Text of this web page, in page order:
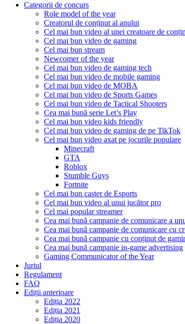
Categorii de concurs
Role model of the year
Creatorul de conținut al anului
Cel mai bun video al unei creatoare de
Cel mai bun video de gaming
Cel mai bun stream
Newcomer of the year
Cel mai bun video de gaming tech
Cel mai bun video de mobile gaming
Cel mai bun video de MOBA
Cel mai bun video de Sports Games
Cel mai bun video de Tactical Shooters
Cea mai bună serie Let’s Play
Cel mai bun video kids friendly
Cel mai bun video de gaming de pe TikTok
Cel mai bun video axat pe jocurile populare
Minecraft
GTA
Roblox
Stumble Guys
Fortnite
Cel mai bun caster de Esports
Cel mai bun video al unui jucător pro
Cel mai popular streamer
Cea mai bună campanie de comunicare a
Cea mai bună campanie de comunicare cu
Cea mai bună campanie cu conținut de
Cea mai bună campanie in-game advertising
Gaming Communicator of the Year
Juriul
Regulament
FAQ
Ediții anterioare
Ediția 2022
Ediția 2021
Ediția 2020